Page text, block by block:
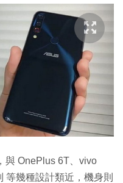
與 OnePlus 6T、vivo
等幾種設計類近，機身則